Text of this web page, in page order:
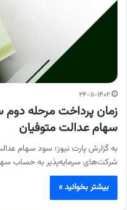
۲۴-۱۱-۱۴۰۲
زمان پرداخت مرحله
سهام عدالت متوفیان
شرکت‌های سرمایه‌پذیر به حساب
بیشتر بخوانید »